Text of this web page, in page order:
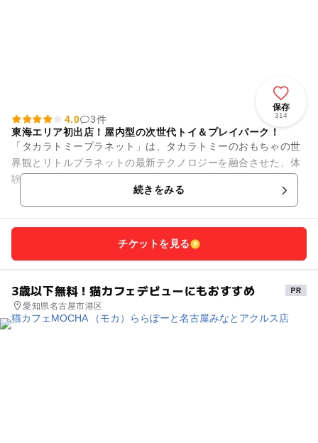
保存
314
4.0
3件
東海エリア初出店！屋内型の次世代トイ＆プレイパーク！
「タカラトミープラネット」は、タカラトミーのおもちゃの世
界観とリトルプラネットの最新テクノロジーを融合させた、体
験型アトラクションを楽しめる屋内型の次世代トイ＆プレイパ
続きをみる
チケットを見る
3歳以下無料！猫カフェデビューにもおすすめ
愛知県名古屋市港区